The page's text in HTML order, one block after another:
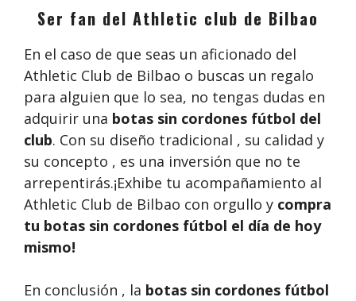
Ser fan del Athletic club de Bilbao
En el caso de que seas un aficionado del
Athletic Club de Bilbao o buscas un regalo
para alguien que lo sea, no tengas dudas en
adquirir una botas sin cordones fútbol del
club. Con su diseño tradicional , su calidad y
su concepto , es una inversión que no te
arrepentirás.¡Exhibe tu acompañamiento al
Athletic Club de Bilbao con orgullo y compra
tu botas sin cordones fútbol el día de hoy
mismo!
En conclusión , la botas sin cordones fútbol